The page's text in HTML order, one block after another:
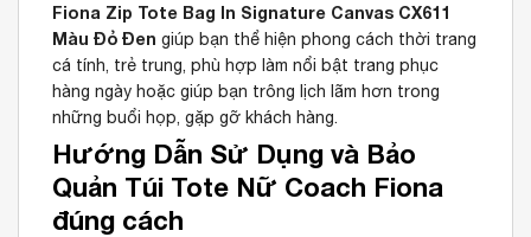
Fiona Zip Tote Bag In Signature Canvas CX611
Màu Đỏ Đen giúp bạn thể hiện phong cách thời trang
cá tính, trẻ trung, phù hợp làm nổi bật trang phục
hàng ngày hoặc giúp bạn trông lịch lãm hơn trong
những buổi họp, gặp gỡ khách hàng.
Hướng Dẫn Sử Dụng và Bảo
Quản Túi Tote Nữ Coach Fiona
đúng cách